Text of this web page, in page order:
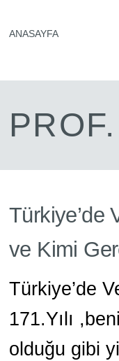
ANASAYFA
Türkiye’de
ve Kimi
Türkiye’de
171.Yılı
olduğu gibi